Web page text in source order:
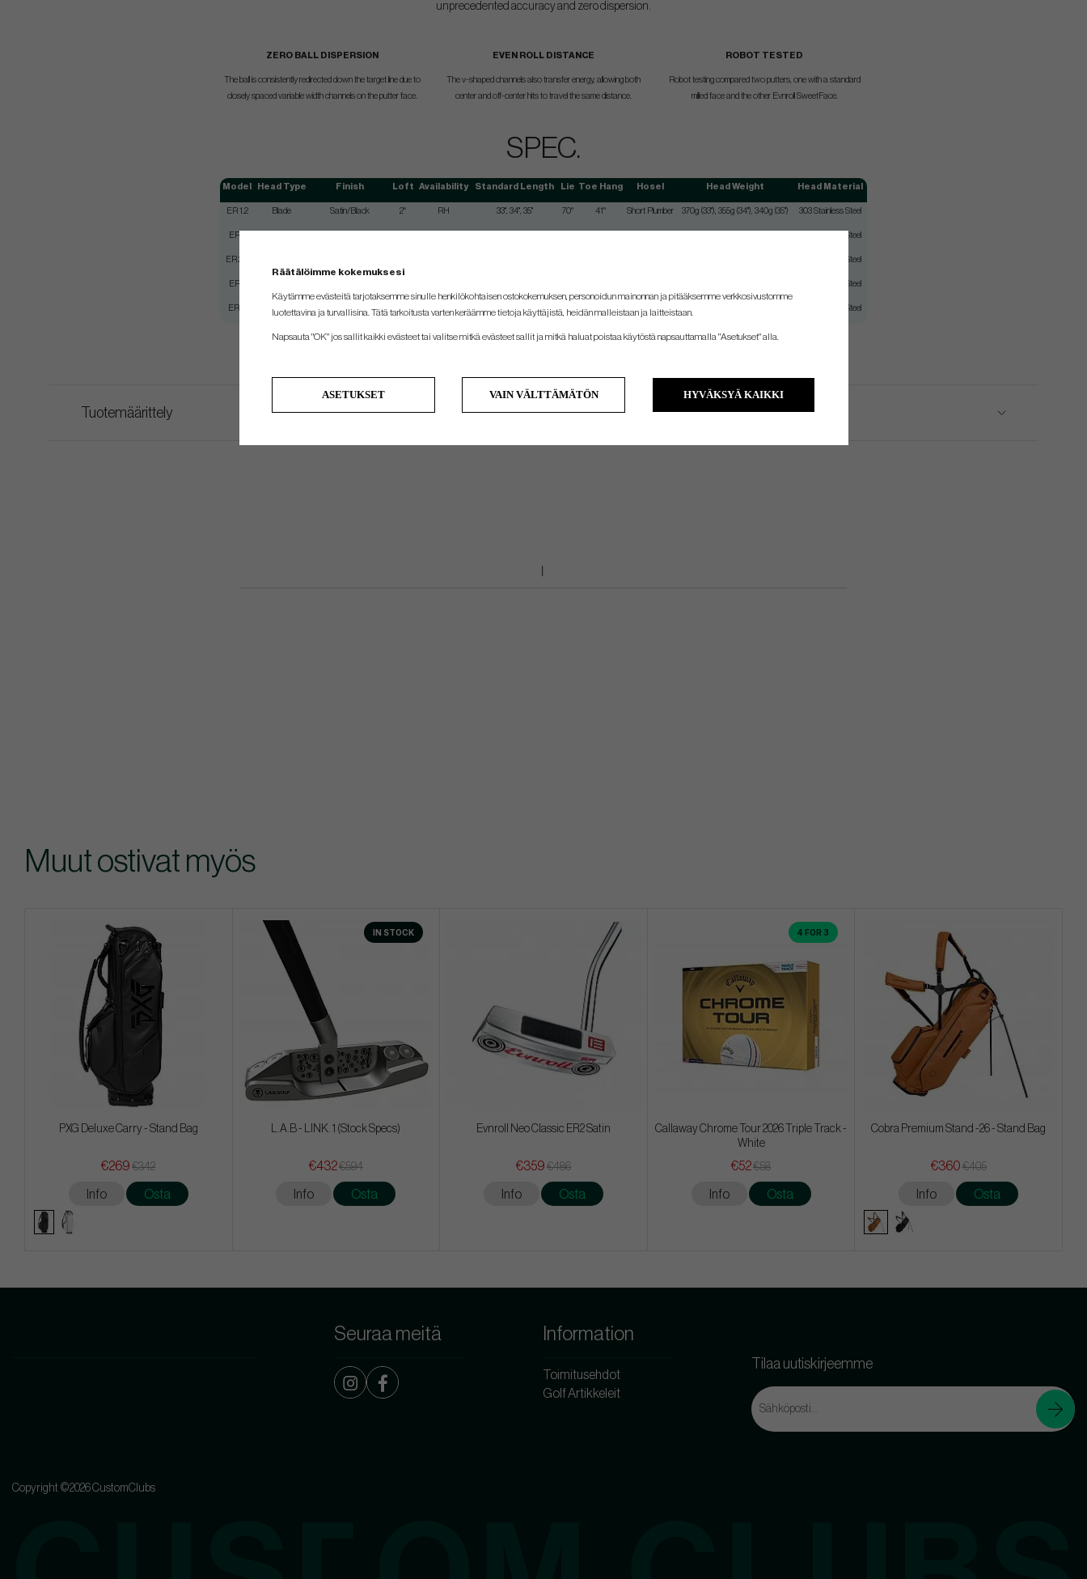
unprecedented accuracy and zero dispersion.
ZERO BALL DISPERSION
The ball is consistently redirected down the target line due to
closely spaced variable width channels on the putter face.
EVEN ROLL DISTANCE
The v-shaped channels also transfer energy, allowing both
center and off-center hits to travel the same distance.
ROBOT TESTED
Robot testing compared two putters, one with a standard
milled face and the other Evnroll SweetFace.
SPEC.
Model Head Type Finish Loft Availability Standard Length Lie Toe Hang Hosel Head Weight Head Material
ER 1.2 Blade Satin/Black 2° RH 33", 34", 35" 70° 41° Short Plumber 370g (33"), 355g (34"), 340g (35") 303 Stainless Steel
ER 2 303 Stainless Steel
ER 2.2 303 Stainless Steel
ER 5 303 Stainless Steel
ER 8 Mallet Satin/Black 2° RH 33", 34", 35" 70° Single Bend 303 Stainless Steel
Tuotemäärittely
Muut ostivat myös
PXG Deluxe Carry - Stand Bag
€269 €342
Info Osta
IN STOCK
L.A.B - LINK. 1 (Stock Specs)
€432€594
Info Osta
Evnroll Neo Classic ER2 Satin
€359 €486
Info Osta
4 FOR 3
Callaway Chrome Tour 2026 Triple Track -
White
€52€58
Info Osta
Cobra Premium Stand -26 - Stand Bag
€360 €405
Info Osta
Seuraa meitä Information
Toimitusehdot
Golf Artikkeleit
Tilaa uutiskirjeemme
Copyright ©2026 CustomClubs
Räätälöimme kokemuksesi
Käytämme evästeitä tarjotaksemme sinulle henkilökohtaisen ostokokemuksen, personoidun mainonnan ja pitääksemme verkkosivustomme
luotettavina ja turvallisina. Tätä tarkoitusta varten keräämme tietoja käyttäjistä, heidän malleistaan ​​ja laitteistaan.
Napsauta "OK" jos sallit kaikki evästeet tai valitse mitkä evästeet sallit ja mitkä haluat poistaa käytöstä napsauttamalla "Asetukset" alla.
ASETUKSET VAIN VÄLTTÄMÄTÖN HYVÄKSYÄ KAIKKI